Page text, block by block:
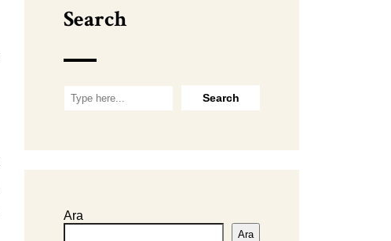
Search
Ara
Ara